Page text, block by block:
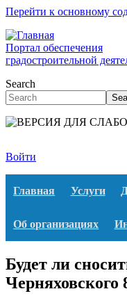
Перейти к основному
Портал обеспечения
градостроительной
Search
Войти
Главная Услуги
Об организациях
Будет ли
Черняховского